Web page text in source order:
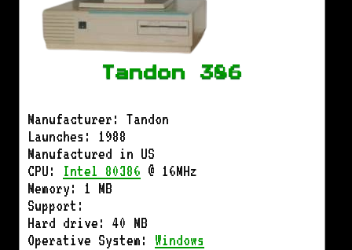
Tandon 386
Manufacturer: Tandon
Launches: 1988
Manufactured in US
CPU: Intel 80386 @ 16MHz
Memory: 1 MB
Support:
Hard drive: 40 MB
Operative System: Windows